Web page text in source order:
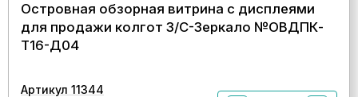
Островная обзорная витрина с дисплеями
для продажи колгот З/C-Зеркало №ОВДПК-
Т16-Д04
Артикул 11344